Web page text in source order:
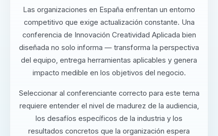
Las organizaciones en España enfrentan un entorno
competitivo que exige actualización constante. Una
conferencia de Innovación Creatividad Aplicada bien
diseñada no solo informa — transforma la perspectiva
del equipo, entrega herramientas aplicables y genera
impacto medible en los objetivos del negocio.
Seleccionar al conferenciante correcto para este tema
requiere entender el nivel de madurez de la audiencia,
los desafíos específicos de la industria y los
resultados concretos que la organización espera